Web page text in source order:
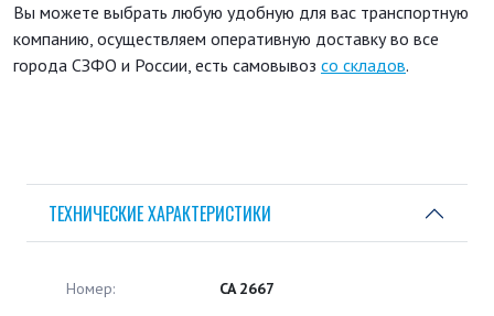
Вы можете выбрать любую удобную для вас транспортную
компанию, осуществляем оперативную доставку во все
города СЗФО и России, есть самовывоз со складов.
ТЕХНИЧЕСКИЕ ХАРАКТЕРИСТИКИ
Номер: CA 2667